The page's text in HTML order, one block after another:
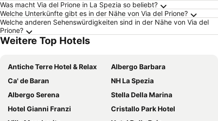
Was macht Via del Prione in La Spezia so beliebt?
Welche Unterkünfte gibt es in der Nähe von Via del Prione?
Welche anderen Sehenswürdigkeiten sind in der Nähe von Via del
Prione?
Weitere Top Hotels
Antiche Terre Hotel & Relax
Albergo Barbara
Ca' de Baran
NH La Spezia
Albergo Serena
Stella Della Marina
Hotel Gianni Franzi
Cristallo Park Hotel